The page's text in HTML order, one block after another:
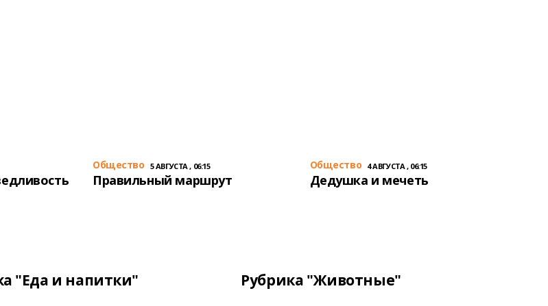
Общество 5 АВГУСТА , 06:15
Правильный маршрут
Общество 4 АВГУСТА , 06:15
Дедушка и мечеть
"Еда и напитки" Рубрика "Животные"